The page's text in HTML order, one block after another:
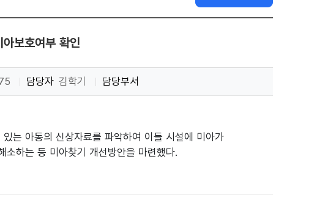
보호여부 확인
담당자 김학기 담당부서
는 아동의 신상자료를 파악하여 이들 시설에 미아가
소하는 등 미아찾기 개선방안을 마련했다.